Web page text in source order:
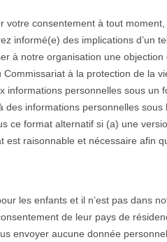
votre consentement à tout
informé(e) des implications d’un
à notre organisation une
Commissariat à la protection de la
informations personnelles sous
des informations personnelles
ce format alternatif si (a) une
est raisonnable et nécessaire afin
les enfants et il n’est pas dans
de leur pays de
envoyer aucune donnée